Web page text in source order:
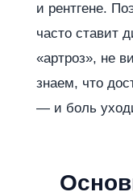
и рентгене.
часто ставит
«артроз», не
знаем, что
— и боль